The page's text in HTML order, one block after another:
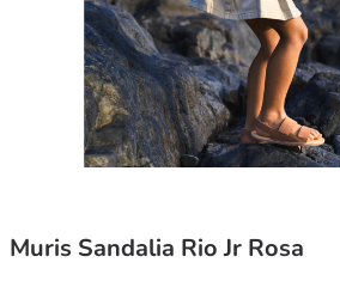
Muris Sandalia Rio Jr Rosa